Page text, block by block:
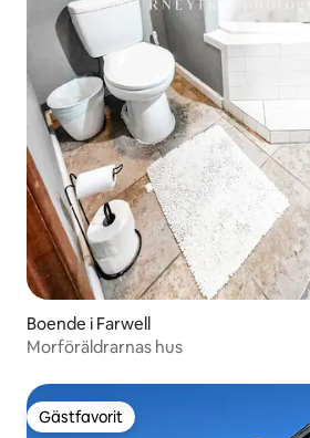
Boende i Farwell
Morföräldrarnas hus
Gästfavorit
Gästfavorit